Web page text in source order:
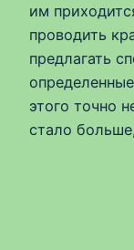
им
проводить
предлагать
этого точно
стало